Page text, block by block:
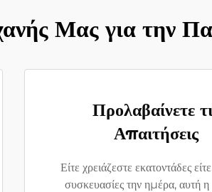
Μας για την
Προλαβαίνετε
Απαιτήσεις
Είτε χρειάζεστε εκατοντάδες
συσκευασίες την ημέρα, αυτή